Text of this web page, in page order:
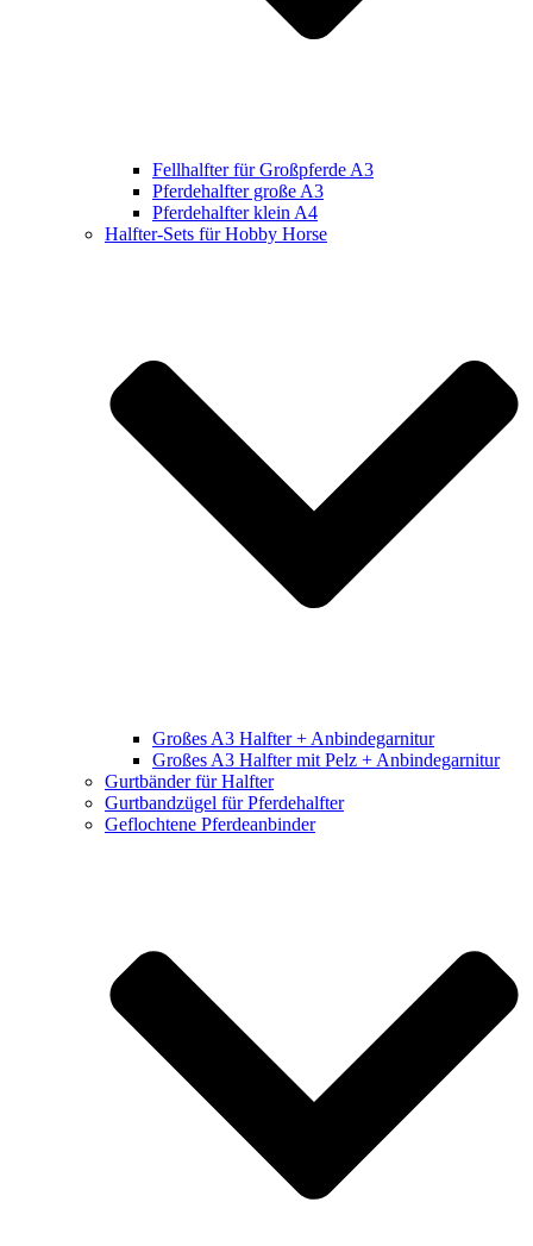
Fellhalfter für Großpferde A3
Pferdehalfter große A3
Pferdehalfter klein A4
Halfter-Sets für Hobby Horse
Großes A3 Halfter + Anbindegarnitur
Großes A3 Halfter mit Pelz + Anbindegarnitur
Gurtbänder für Halfter
Gurtbandzügel für Pferdehalfter
Geflochtene Pferdeanbinder